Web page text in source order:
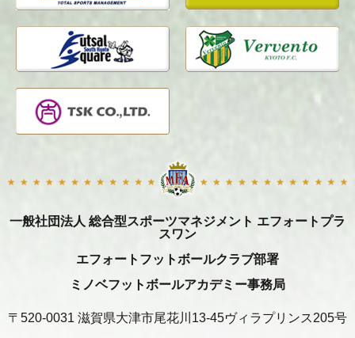
一般社団法人 総合型スポーツマネジメント エフォートプラ
スワン
エフォートフットボールクラブ部署
ミノベフットボールアカデミー事務局
〒520-0031 滋賀県大津市尾花川13-45ヴィラプリンス205号